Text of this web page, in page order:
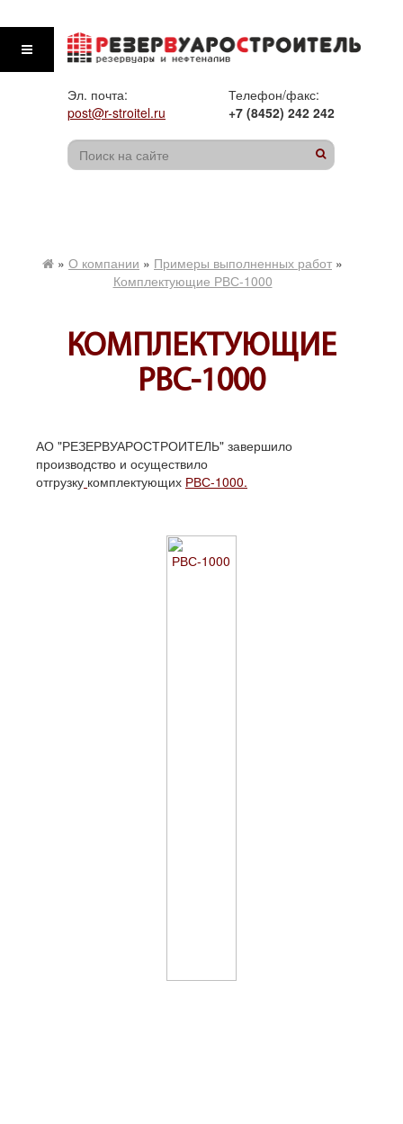
Эл. почта:
post@r-stroitel.ru
Телефон/факс:
+7 (8452) 242 242
» О компании » Примеры выполненных работ »
Комплектующие РВС-1000
КОМПЛЕКТУЮЩИЕ
РВС-1000
АО "РЕЗЕРВУАРОСТРОИТЕЛЬ" завершило
производство и осуществило
отгрузку комплектующих РВС-1000.